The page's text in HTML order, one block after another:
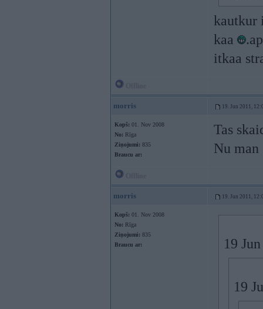
kautkur
kaa
itkaa
morris 19. Jun 2011,
Kopš: 01. Nov 2008
No: Rīga
Ziņojumi: 835
Braucu ar:
Tas
Nu
morris 19. Jun 2011,
Kopš: 01. Nov 2008
No: Rīga
Ziņojumi: 835
Braucu ar:
19
19